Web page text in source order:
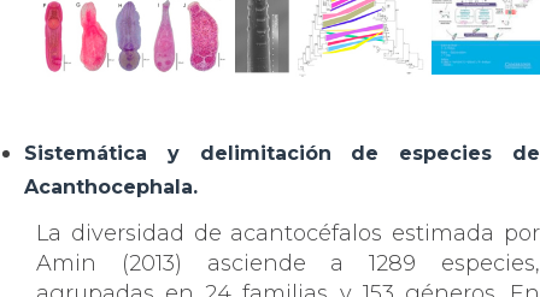
Sistemática y delimitación de especies de
Acanthocephala.
La diversidad de acantocéfalos estimada por
Amin (2013) asciende a 1289 especies,